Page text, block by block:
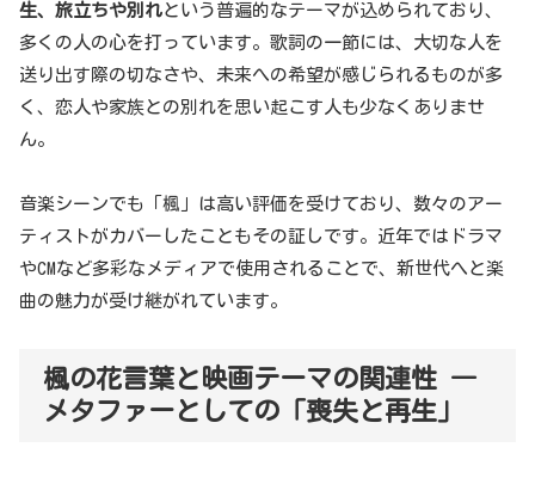
生、旅立ちや別れという普遍的なテーマが込められており、
多くの人の心を打っています。歌詞の一節には、大切な人を
送り出す際の切なさや、未来への希望が感じられるものが多
く、恋人や家族との別れを思い起こす人も少なくありませ
ん。
音楽シーンでも「楓」は高い評価を受けており、数々のアー
ティストがカバーしたこともその証しです。近年ではドラマ
やCMなど多彩なメディアで使用されることで、新世代へと楽
曲の魅力が受け継がれています。
楓の花言葉と映画テーマの関連性 ―
メタファーとしての「喪失と再生」